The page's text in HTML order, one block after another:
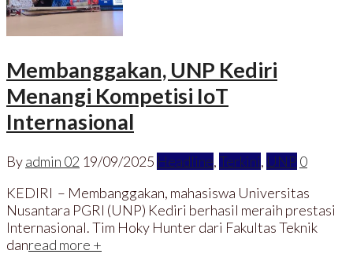
Membanggakan, UNP Kediri
Menangi Kompetisi IoT
Internasional
Byadmin 02 19/09/2025 Headline,Terkini, UNP 0
KEDIRI – Membanggakan, mahasiswa Universitas
Nusantara PGRI (UNP) Kediri berhasil meraih prestasi
Internasional. Tim Hoky Hunter dari Fakultas Teknik
danread more +